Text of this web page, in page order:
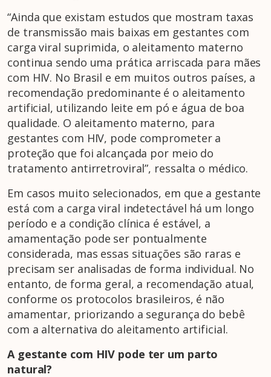
“Ainda que existam estudos que mostram taxas
de transmissão mais baixas em gestantes com
carga viral suprimida, o aleitamento materno
continua sendo uma prática arriscada para mães
com HIV. No Brasil e em muitos outros países, a
recomendação predominante é o aleitamento
artificial, utilizando leite em pó e água de boa
qualidade. O aleitamento materno, para
gestantes com HIV, pode comprometer a
proteção que foi alcançada por meio do
tratamento antirretroviral”, ressalta o médico.
Em casos muito selecionados, em que a gestante
está com a carga viral indetectável há um longo
período e a condição clínica é estável, a
amamentação pode ser pontualmente
considerada, mas essas situações são raras e
precisam ser analisadas de forma individual. No
entanto, de forma geral, a recomendação atual,
conforme os protocolos brasileiros, é não
amamentar, priorizando a segurança do bebê
com a alternativa do aleitamento artificial.
A gestante com HIV pode ter um parto
natural?